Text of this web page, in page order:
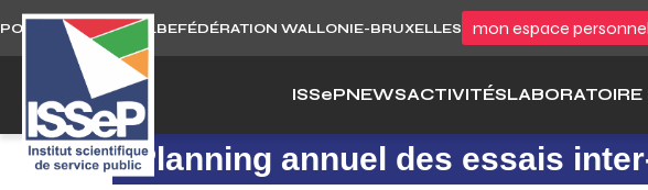
Skip
to
content
PORTAIL WALLONIE.BEFÉDÉRATION WALLONIE-BRUXELLES mon espace personnel
ISSePNEWSACTIVITÉSLABORATOIRE
Planning annuel des essais